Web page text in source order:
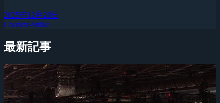
2025年12月28日
Counter-Strike
最新記事